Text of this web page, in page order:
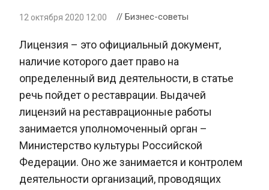
12 октября 2020 12:00 // Бизнес-советы
Лицензия – это официальный документ,
наличие которого дает право на
определенный вид деятельности, в статье
речь пойдет о реставрации. Выдачей
лицензий на реставрационные работы
занимается уполномоченный орган –
Министерство культуры Российской
Федерации. Оно же занимается и контролем
деятельности организаций, проводящих